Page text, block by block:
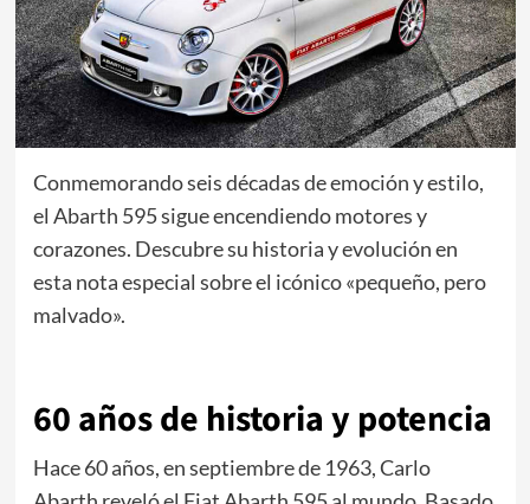
Conmemorando seis décadas de emoción y estilo,
el Abarth 595 sigue encendiendo motores y
corazones. Descubre su historia y evolución en
esta nota especial sobre el icónico «pequeño, pero
malvado».
60 años de historia y potencia
Hace 60 años, en septiembre de 1963, Carlo